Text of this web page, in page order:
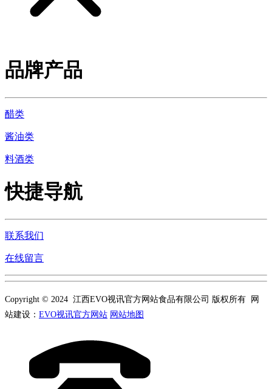
品牌产品
醋类
酱油类
料酒类
快捷导航
联系我们
在线留言
Copyright © 2024 江西EVO视讯官方网站食品有限公司 版权所有 网
站建设： EVO视讯官方网站 网站地图